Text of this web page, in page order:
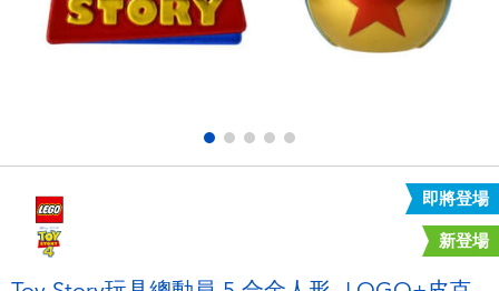
遊戲及拼圖系列
Barbie芭比
即將登場
新登場